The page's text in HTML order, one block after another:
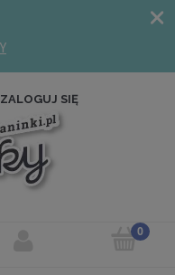
ZALOGUJ SIĘ